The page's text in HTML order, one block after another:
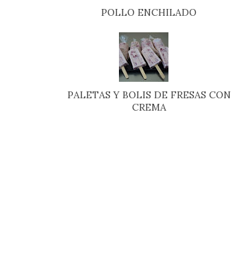
POLLO ENCHILADO
PALETAS Y BOLIS DE FRESAS CON
CREMA